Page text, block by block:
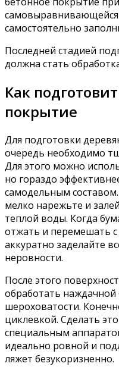
самовыравнивающейся
самостоятельно
Последней стадией
должна стать
Как
покрытие
Для подготовки
очередь необходимо
Для этого можно
но гораздо
самодельным
мелко нарежьте и
теплой воды. Когда
отжать и перемешать
аккуратно заделайте
неровности.
После этого
обработать наждачной
шероховатости.
циклевкой. Сделать
специальным
идеально ровной и
ляжет безукоризненно.